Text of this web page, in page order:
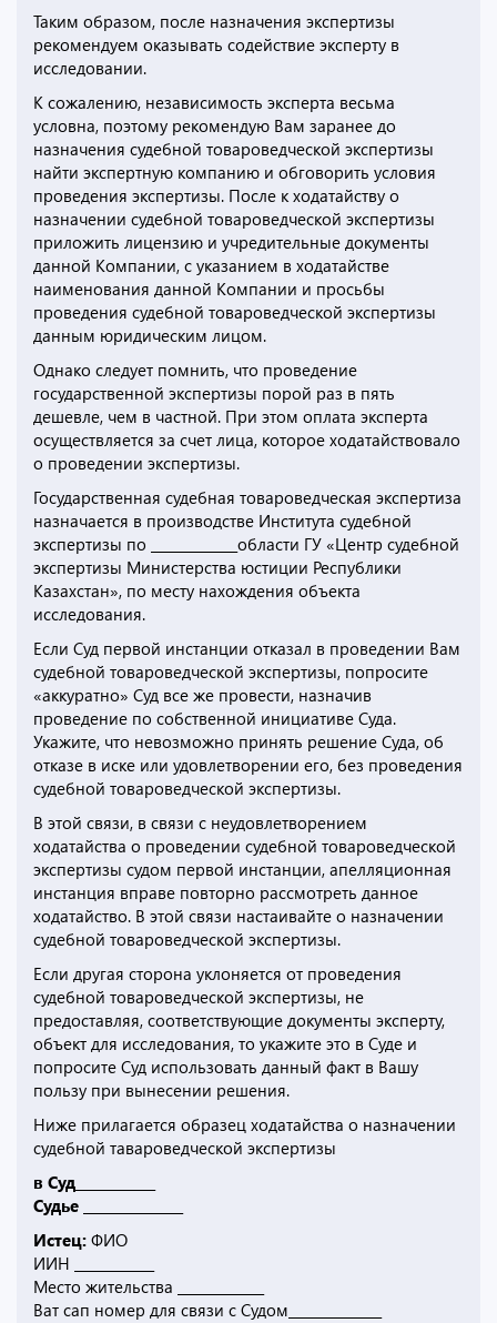
Таким образом, после назначения экспертизы
рекомендуем оказывать содействие эксперту в
исследовании.
К сожалению, независимость эксперта весьма
условна, поэтому рекомендую Вам заранее до
назначения судебной товароведческой экспертизы
найти экспертную компанию и обговорить условия
проведения экспертизы. После к ходатайству о
назначении судебной товароведческой экспертизы
приложить лицензию и учредительные документы
данной Компании, с указанием в ходатайстве
наименования данной Компании и просьбы
проведения судебной товароведческой экспертизы
данным юридическим лицом.
Однако следует помнить, что проведение
государственной экспертизы порой раз в пять
дешевле, чем в частной. При этом оплата эксперта
осуществляется за счет лица, которое ходатайствовало
о проведении экспертизы.
Государственная судебная товароведческая экспертиза
назначается в производстве Института судебной
экспертизы по _____________области ГУ «Центр судебной
экспертизы Министерства юстиции Республики
Казахстан», по месту нахождения объекта
исследования.
Если Суд первой инстанции отказал в проведении Вам
судебной товароведческой экспертизы, попросите
«аккуратно» Суд все же провести, назначив
проведение по собственной инициативе Суда.
Укажите, что невозможно принять решение Суда, об
отказе в иске или удовлетворении его, без проведения
судебной товароведческой экспертизы.
В этой связи, в связи с неудовлетворением
ходатайства о проведении судебной товароведческой
экспертизы судом первой инстанции, апелляционная
инстанция вправе повторно рассмотреть данное
ходатайство. В этой связи настаивайте о назначении
судебной товароведческой экспертизы.
Если другая сторона уклоняется от проведения
судебной товароведческой экспертизы, не
предоставляя, соответствующие документы эксперту,
объект для исследования, то укажите это в Суде и
попросите Суд использовать данный факт в Вашу
пользу при вынесении решения.
Ниже прилагается образец ходатайства о назначении
судебной тавароведческой экспертизы
в Суд____________
Судье _______________
Истец: ФИО
ИИН ____________
Место жительства _____________
Ват сап номер для связи с Судом______________